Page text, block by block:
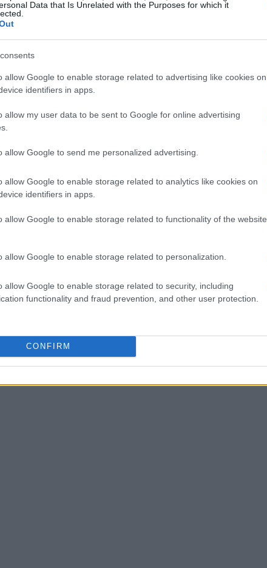
Data that Is Unrelated with the Purposes for which it
allow Google to enable storage related to advertising like cookies on
identifiers in apps.
allow my user data to be sent to Google for online advertising
allow Google to send me personalized advertising.
allow Google to enable storage related to analytics like cookies on
identifiers in apps.
allow Google to enable storage related to functionality of the website
allow Google to enable storage related to personalization.
allow Google to enable storage related to security, including
functionality and fraud prevention, and other user protection.
CONFIRM
12 assuntosem uma versão dupla: uma foto
não apenas celebra a diversidade, mas também
de múltiplas identidades. Cada assunto
um mosaico de experiências e culturas